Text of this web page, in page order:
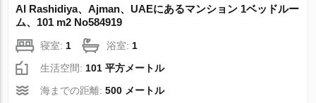
Al Rashidiya、Ajman、UAEにあるマンション 1ベッドルー
ム、101 m2 No584919
寝室:1 浴室:1
生活空間:101 平方メートル
海までの距離:500 メートル